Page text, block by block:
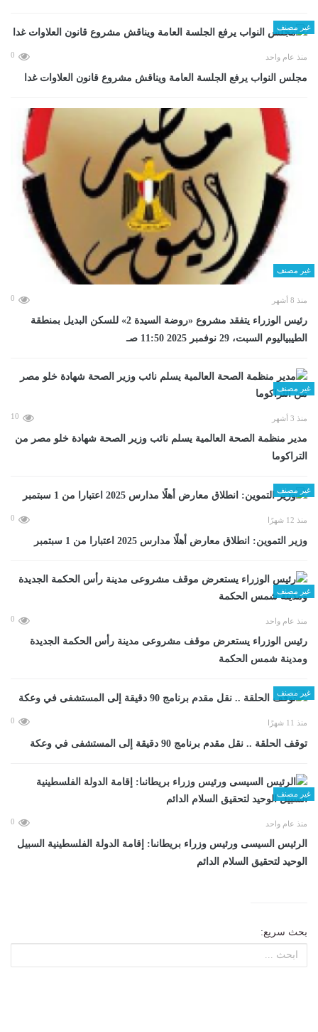
غير مصنف
منذ عام واحد 0
مجلس النواب يرفع الجلسة العامة ويناقش مشروع قانون العلاوات غدا
غير مصنف
منذ 8 أشهر 0
رئيس الوزراء يتفقد مشروع «روضة السيدة 2» للسكن البديل بمنطقة
الطيبياليوم السبت، 29 نوفمبر 2025 11:50 صـ
غير مصنف
منذ 3 أشهر 10
مدير منظمة الصحة العالمية يسلم نائب وزير الصحة شهادة خلو مصر من
التراكوما
غير مصنف
منذ 12 شهرًا 0
وزير التموين: انطلاق معارض أهلًا مدارس 2025 اعتبارا من 1 سبتمبر
غير مصنف
منذ عام واحد 0
رئيس الوزراء يستعرض موقف مشروعى مدينة رأس الحكمة الجديدة
ومدينة شمس الحكمة
غير مصنف
منذ 11 شهرًا 0
توقف الحلقة .. نقل مقدم برنامج 90 دقيقة إلى المستشفى في وعكة
غير مصنف
منذ عام واحد 0
الرئيس السيسى ورئيس وزراء بريطانىا: إقامة الدولة الفلسطينية السبيل
الوحيد لتحقيق السلام الدائم
بحث سريع: